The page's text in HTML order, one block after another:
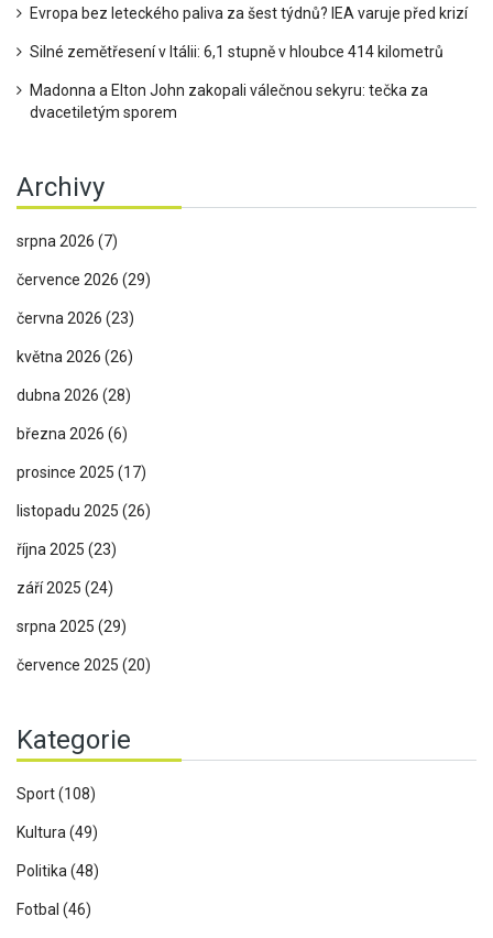
Evropa bez leteckého paliva za šest týdnů? IEA varuje před krizí
Silné zemětřesení v Itálii: 6,1 stupně v hloubce 414 kilometrů
Madonna a Elton John zakopali válečnou sekyru: tečka za
dvacetiletým sporem
Archivy
srpna 2026 (7)
července 2026 (29)
června 2026 (23)
května 2026 (26)
dubna 2026 (28)
března 2026 (6)
prosince 2025 (17)
listopadu 2025 (26)
října 2025 (23)
září 2025 (24)
srpna 2025 (29)
července 2025 (20)
Kategorie
Sport(108)
Kultura(49)
Politika(48)
Fotbal (46)